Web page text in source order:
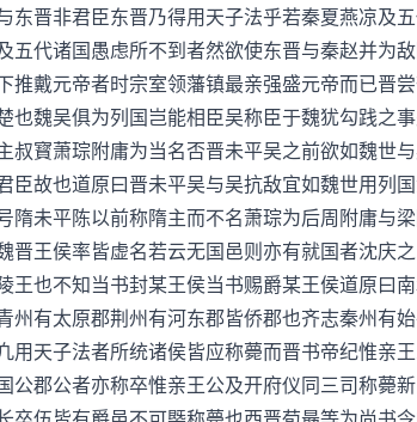
东晋非君臣东晋乃得用天子法乎若秦夏燕凉及
代诸国愚虑所不到者然欲使东晋与秦赵并为
戴元帝者时宗室领藩镇最亲强盛元帝而已晋
也魏吴俱为列国岂能相臣吴称臣于魏犹勾践之
叔寳萧琮附庸为当名否晋未平吴之前欲如魏世
故也道原曰晋未平吴与吴抗敌宜如魏世用列
隋未平陈以前称隋主而不名萧琮为后周附庸与
晋王侯率皆虚名若云无国邑则亦有就国者沈庆
也不知当书封某王侯当书赐爵某王侯道原曰
州有太原郡荆州有河东郡皆侨郡也齐志秦州有
天子法者所统诸侯皆应称薨而晋书帝纪惟亲
郡公者亦称卒惟亲王公及开府仪同三司称薨